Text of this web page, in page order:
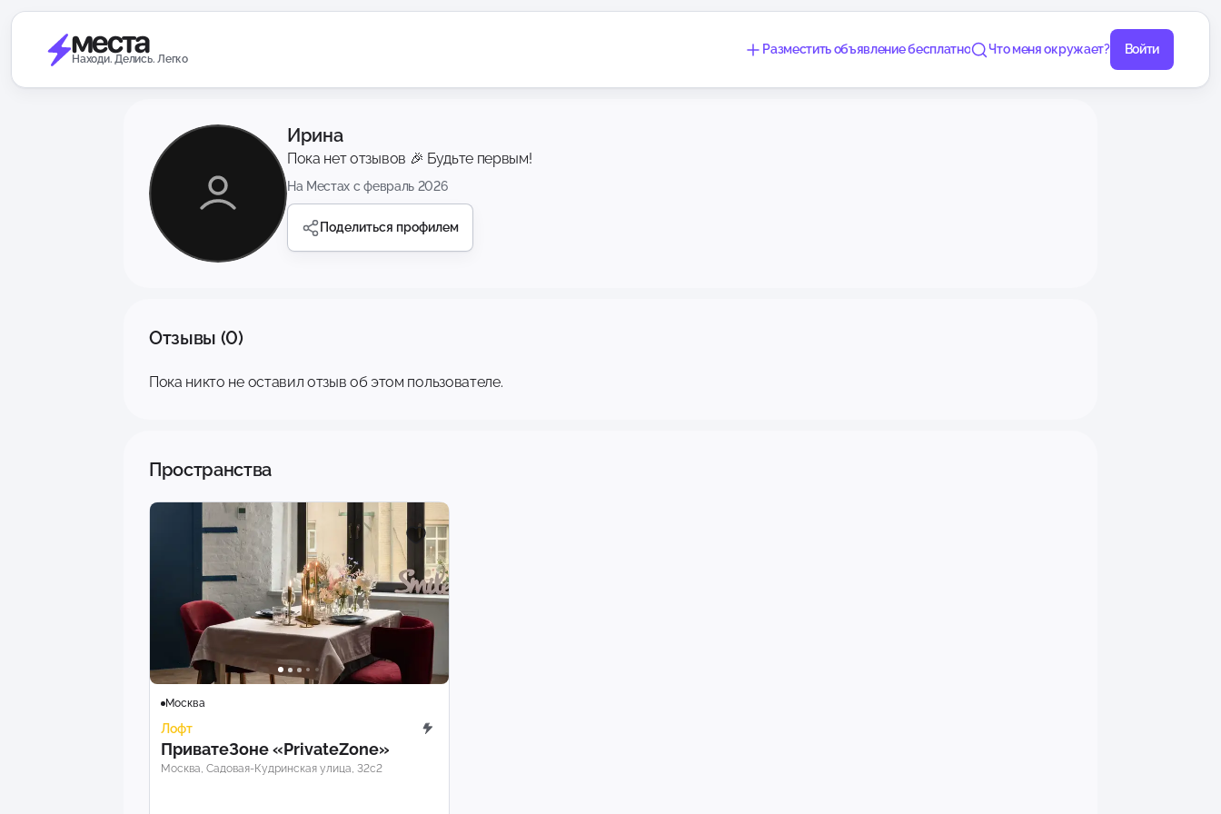
Находи. Делись. Легко
Разместить объявление бесплатно Что меня окружает? Войти
Ирина
Пока нет отзывов 🎉 Будьте первым!
На Местах с февраль 2026
Поделиться профилем
Отзывы (0)
Пока никто не оставил отзыв об этом пользователе.
Пространства
Москва
Лофт
ПриватеЗоне «PrivateZone»
Москва, Садовая-Кудринская улица, 32с2